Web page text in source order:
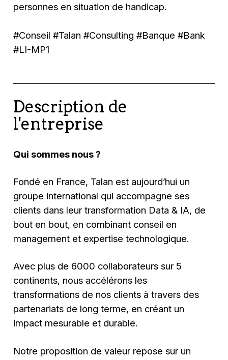
personnes en situation de handicap.
#Conseil #Talan #Consulting #Banque #Bank
#LI-MP1
Description de
l'entreprise
Qui sommes nous ?
Fondé en France, Talan est aujourd’hui un
groupe international qui accompagne ses
clients dans leur transformation Data & IA, de
bout en bout, en combinant conseil en
management et expertise technologique.
Avec plus de 6000 collaborateurs sur 5
continents, nous accélérons les
transformations de nos clients à travers des
partenariats de long terme, en créant un
impact mesurable et durable.
Notre proposition de valeur repose sur un